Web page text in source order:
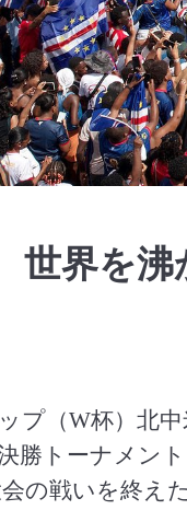
界を沸
プ（W杯）北
勝トーナメン
の戦いを終え